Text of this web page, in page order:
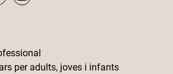
per adults, joves i infants